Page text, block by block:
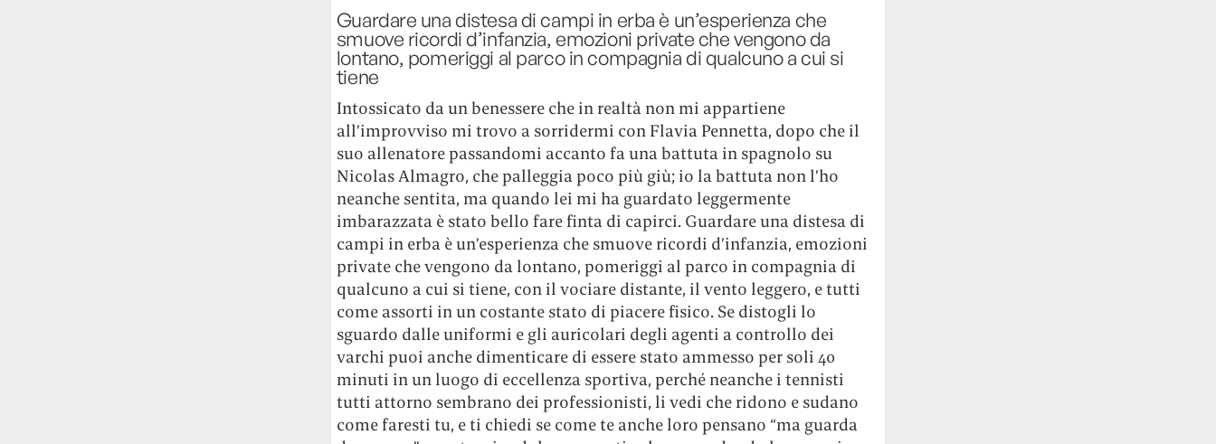
Guardare una distesa di campi in erba è un’esperienza che
smuove ricordi d’infanzia, emozioni private che vengono da
lontano, pomeriggi al parco in compagnia di qualcuno a cui si
tiene
Intossicato da un benessere che in realtà non mi appartiene
all’improvviso mi trovo a sorridermi con Flavia Pennetta, dopo che il
suo allenatore passandomi accanto fa una battuta in spagnolo su
Nicolas Almagro, che palleggia poco più giù; io la battuta non l’ho
neanche sentita, ma quando lei mi ha guardato leggermente
imbarazzata è stato bello fare finta di capirci. Guardare una distesa di
campi in erba è un’esperienza che smuove ricordi d’infanzia, emozioni
private che vengono da lontano, pomeriggi al parco in compagnia di
qualcuno a cui si tiene, con il vociare distante, il vento leggero, e tutti
come assorti in un costante stato di piacere fisico. Se distogli lo
sguardo dalle uniformi e gli auricolari degli agenti a controllo dei
varchi puoi anche dimenticare di essere stato ammesso per soli 40
minuti in un luogo di eccellenza sportiva, perché neanche i tennisti
tutti attorno sembrano dei professionisti, li vedi che ridono e sudano
come faresti tu, e ti chiedi se come te anche loro pensano “ma guarda